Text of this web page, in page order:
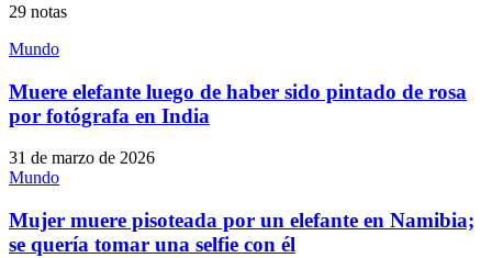
29 notas
Mundo
Muere elefante luego de haber sido pintado de rosa
por fotógrafa en India
31 de marzo de 2026
Mundo
Mujer muere pisoteada por un elefante en Namibia;
se quería tomar una selfie con él